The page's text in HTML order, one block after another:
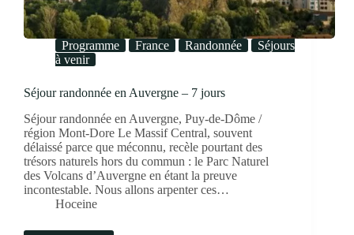
Programme France Randonnée
Séjours
à venir
Séjour randonnée en Auvergne – 7 jours
Séjour randonnée en Auvergne, Puy-de-Dôme /
région Mont-Dore Le Massif Central, souvent
délaissé parce que méconnu, recèle pourtant des
trésors naturels hors du commun : le Parc Naturel
des Volcans d’Auvergne en étant la preuve
incontestable. Nous allons arpenter ces…
Hoceine